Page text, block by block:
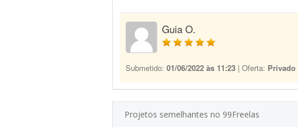
Guia O.
Submetido: 01/06/2022 às 11:23 | Oferta: Privado
Projetos semelhantes no 99Freelas